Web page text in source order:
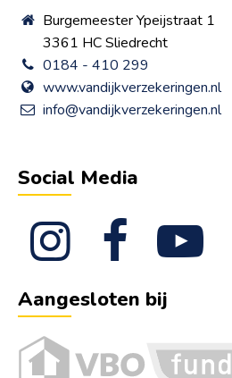
Burgemeester Ypeijstraat 1
3361 HC Sliedrecht
0184 - 410 299
www.vandijkverzekeringen.nl
info@vandijkverzekeringen.nl
Social Media
Aangesloten bij